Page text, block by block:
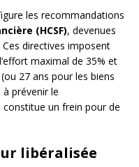
les recommandations
(HCSF), devenues
directives imposent
maximal de 35% et
27 ans pour les biens
prévenir le
un frein pour de
libéralisée